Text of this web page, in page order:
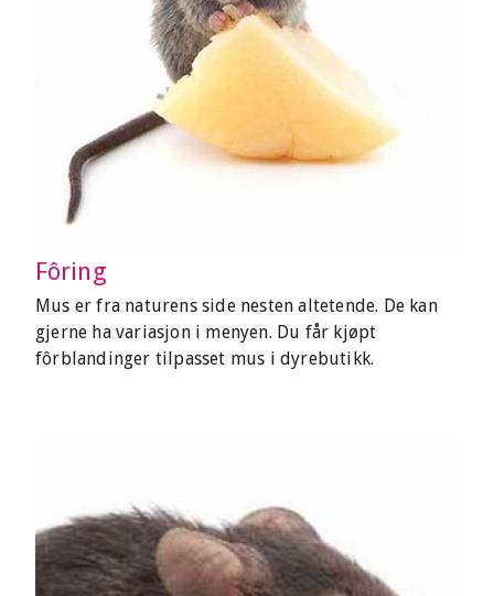
Fôring
Mus er fra naturens side nesten altetende. De kan
gjerne ha variasjon i menyen. Du får kjøpt
fôrblandinger tilpasset mus i dyrebutikk.